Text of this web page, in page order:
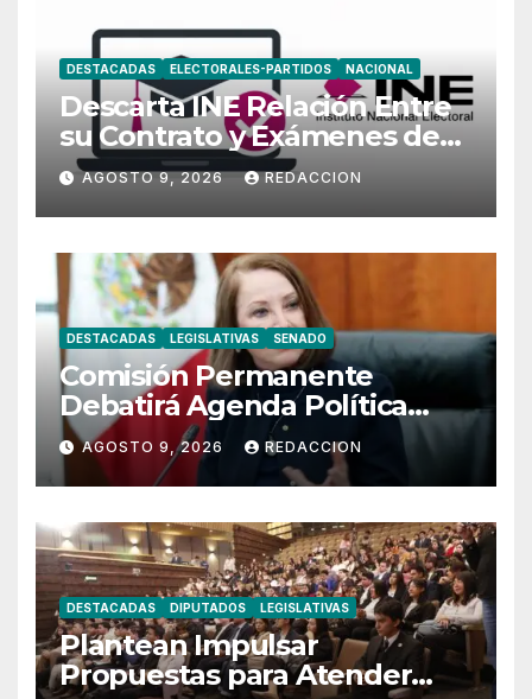
DESTACADAS ELECTORALES-PARTIDOS NACIONAL
Descarta INE Relación Entre
su Contrato y Exámenes de
Admisión
AGOSTO 9, 2026 REDACCION
DESTACADAS LEGISLATIVAS SENADO
Comisión Permanente
Debatirá Agenda Política
Nacional e Internacional
AGOSTO 9, 2026 REDACCION
DESTACADAS DIPUTADOS LEGISLATIVAS
Plantean Impulsar
Propuestas para Atender